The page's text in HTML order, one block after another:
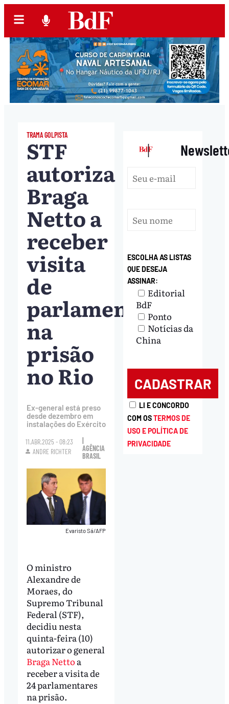
TRAMA GOLPISTA
STF
autoriza
Braga
Netto a
receber
visita
de
parlamentares
na
prisão
no Rio
Ex-general está preso
desde dezembro em
instalações do Exército
11.ABR.2025 - 08:23
ANDRE RICHTER
AGÊNCIA
BRASIL
Evaristo Sá/AFP
O ministro
Alexandre de
Moraes, do
Supremo Tribunal
Federal (STF),
decidiu nesta
quinta-feira (10)
autorizar o general
Braga Netto a
receber a visita de
24 parlamentares
na prisão.
|
ESCOLHA AS LISTAS
QUE DESEJA
ASSINAR:
Editorial
BdF
Ponto
Notícias da
China
LI E CONCORDO
COM OSTERMOS DE
USO E POLÍTICA DE
PRIVACIDADE